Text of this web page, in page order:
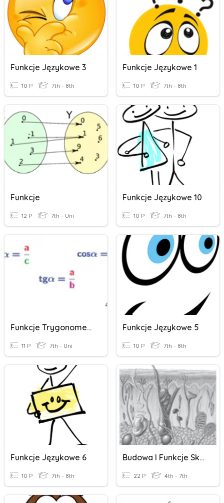
Funkcje Językowe 3
10 P 7th - 8th
Funkcje Językowe 1
10 P 7th - 8th
Funkcje
12 P 7th - Uni
Funkcje Językowe 10
10 P 7th - 8th
Funkcje Trygonometryczne Kąta Ostrego
11 P 7th - Uni
Funkcje Językowe 5
10 P 7th - 8th
Funkcje Językowe 6
10 P 7th - 8th
Budowa I Funkcje Skóry
22 P 4th - 7th